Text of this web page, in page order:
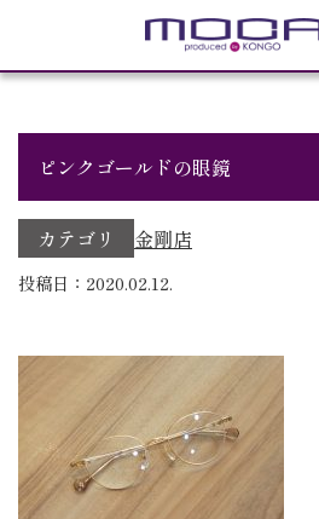
BLOG
ピンクゴールドの眼鏡
カテゴリ 金剛店
投稿日：2020.02.12.